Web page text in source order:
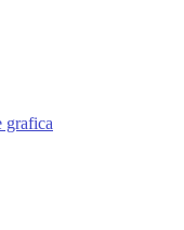
grafica